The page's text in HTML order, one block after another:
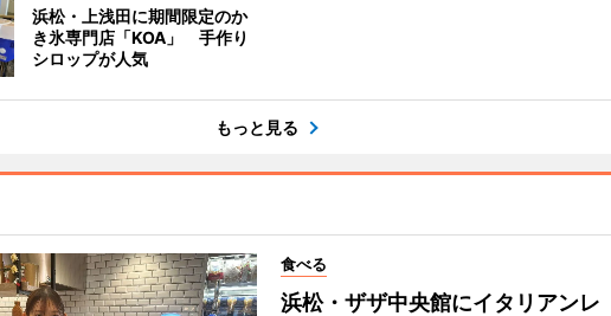
浜松・上浅田に期間限定のか
き氷専門店「KOA」 手作り
シロップが人気
もっと見る
食べる
浜松・ザザ中央館にイタリアンレ